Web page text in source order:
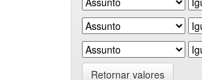
Retornar valores